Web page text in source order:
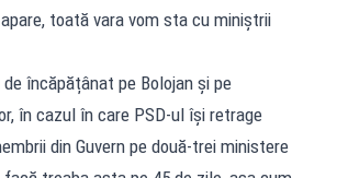
toată vara vom sta cu miniștrii
încăpățânat pe Bolojan și pe
în cazul în care PSD-ul își retrage
din Guvern pe două-trei ministere